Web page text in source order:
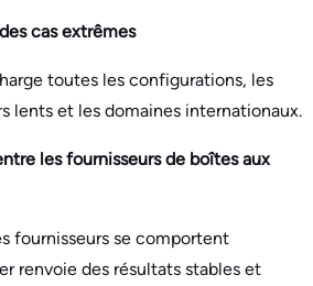
cas extrêmes
toutes les configurations, les
lents et les domaines internationaux.
les fournisseurs de boîtes aux
fournisseurs se comportent
renvoie des résultats stables et